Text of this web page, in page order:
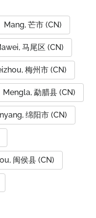
Mang, 芒市 (CN)
马尾区 (CN)
梅州市 (CN)
Mengla, 勐腊县 (CN)
绵阳市 (CN)
闽侯县 (CN)